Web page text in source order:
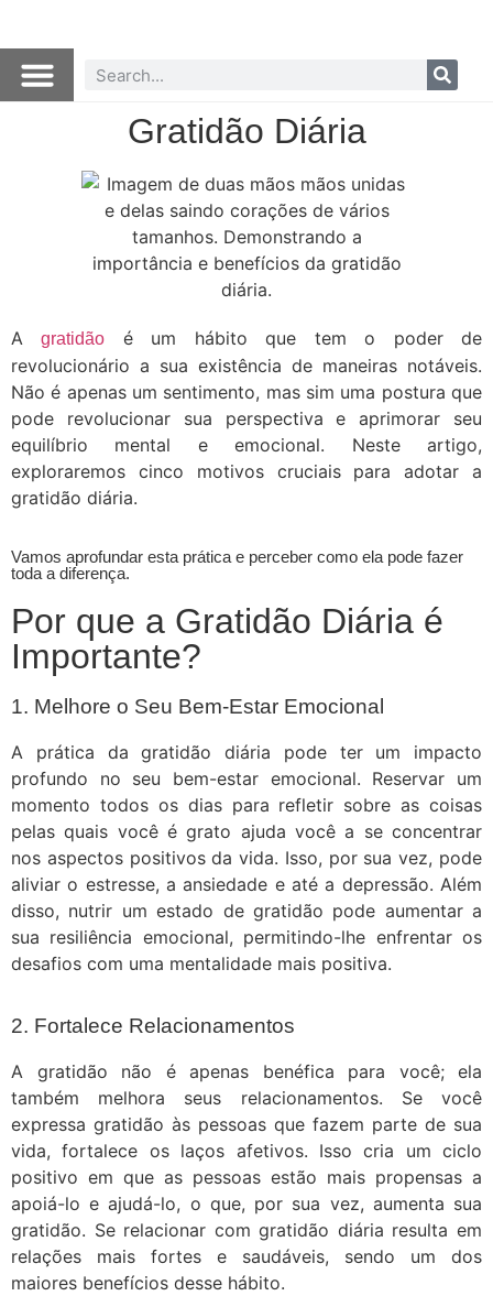
Gratidão Diária
Agratidão
é um hábito que tem o poder de
revolucionário a sua existência de maneiras notáveis.
Não é apenas um sentimento, mas sim uma postura que
pode revolucionar sua perspectiva e aprimorar seu
equilíbrio mental e emocional. Neste artigo,
exploraremos cinco motivos cruciais para adotar a
gratidão diária.
Vamos aprofundar esta prática e perceber como ela pode fazer
toda a diferença.
Por que a Gratidão Diária é
Importante?
1. Melhore o Seu Bem-Estar Emocional
A prática da gratidão diária pode ter um impacto
profundo no seu bem-estar emocional. Reservar um
momento todos os dias para refletir sobre as coisas
pelas quais você é grato ajuda você a se concentrar
nos aspectos positivos da vida. Isso, por sua vez, pode
aliviar o estresse, a ansiedade e até a depressão. Além
disso, nutrir um estado de gratidão pode aumentar a
sua resiliência emocional, permitindo-lhe enfrentar os
desafios com uma mentalidade mais positiva.
2. Fortalece Relacionamentos
A gratidão não é apenas benéfica para você; ela
também melhora seus relacionamentos. Se você
expressa gratidão às pessoas que fazem parte de sua
vida, fortalece os laços afetivos. Isso cria um ciclo
positivo em que as pessoas estão mais propensas a
apoiá-lo e ajudá-lo, o que, por sua vez, aumenta sua
gratidão. Se relacionar com gratidão diária resulta em
relações mais fortes e saudáveis, sendo um dos
maiores benefícios desse hábito.